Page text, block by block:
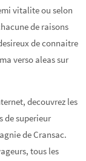
vitalite ou selon
de raisons
de connaitre
verso aleas sur
decouvrez les
de superieur
de Cransac.
tous les